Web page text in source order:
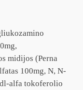
midijos (Perna
100mg, N, N-
alfa tokoferolio